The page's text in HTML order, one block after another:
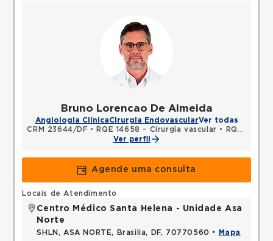
Bruno Lorencao De Almeida
Angiologia ClínicaCirurgia EndovascularVer todas
CRM 23644/DF • RQE 14658 - Cirurgia vascular •
RQE 14659 - Cirurgia geral
Ver perfil
Agende uma consulta
Locais de Atendimento
Centro Médico Santa Helena - Unidade Asa
Norte
SHLN, ASA NORTE, Brasilia, DF, 70770560 • Mapa